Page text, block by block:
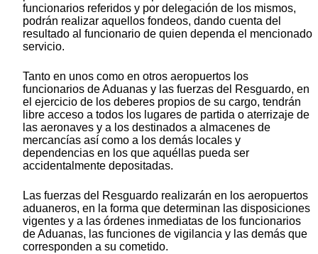
funcionarios referidos y por delegación de los mismos,
podrán realizar aquellos fondeos, dando cuenta del
resultado al funcionario de quien dependa el mencionado
servicio.
Tanto en unos como en otros aeropuertos los
funcionarios de Aduanas y las fuerzas del Resguardo, en
el ejercicio de los deberes propios de su cargo, tendrán
libre acceso a todos los lugares de partida o aterrizaje de
las aeronaves y a los destinados a almacenes de
mercancías así como a los demás locales y
dependencias en los que aquéllas pueda ser
accidentalmente depositadas.
Las fuerzas del Resguardo realizarán en los aeropuertos
aduaneros, en la forma que determinan las disposiciones
vigentes y a las órdenes inmediatas de los funcionarios
de Aduanas, las funciones de vigilancia y las demás que
corresponden a su cometido.